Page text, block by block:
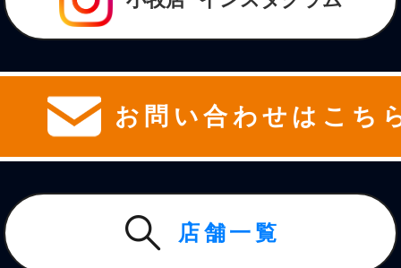
お問い合わせはこち
店舗一覧